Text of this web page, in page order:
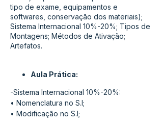
tipo de exame, equipamentos e
softwares, conservação dos materiais);
Sistema Internacional 10%-20%; Tipos de
Montagens; Métodos de Ativação;
Artefatos.
Aula Prática:
-Sistema Internacional 10%-20%:
• Nomenclatura no S.I;
• Modificação no S.I;